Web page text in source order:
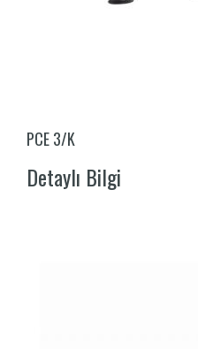
PCE 3/K
Detaylı Bilgi